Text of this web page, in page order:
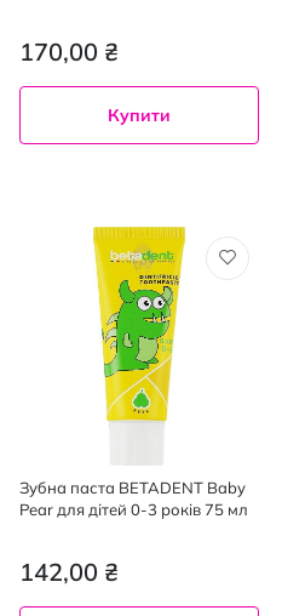
170,00 ₴
Купити
Зубна паста BETADENT Baby
Pear для дітей 0-3 років 75 мл
142,00 ₴